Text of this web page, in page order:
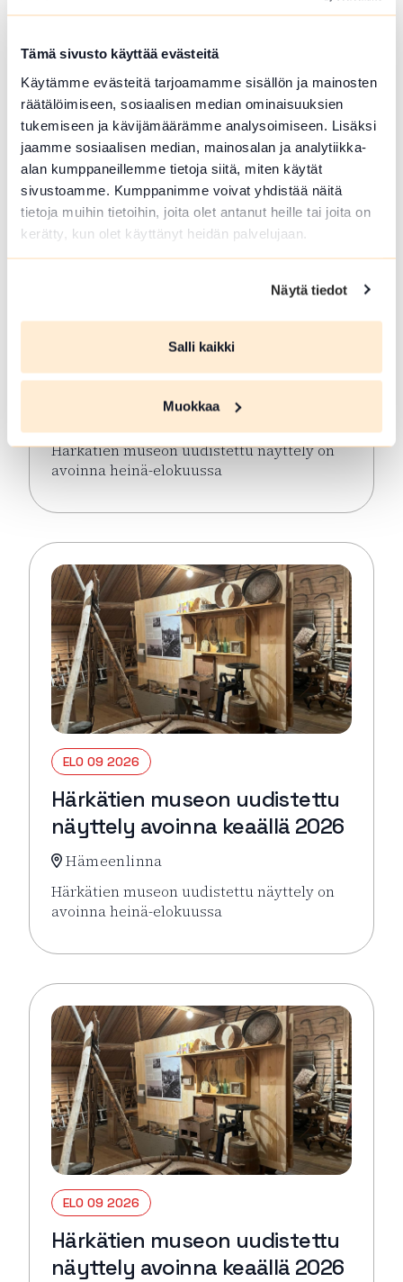
Tämä sivusto käyttää evästeitä
Käytämme evästeitä tarjoamamme sisällön ja mainosten
räätälöimiseen, sosiaalisen median ominaisuuksien
tukemiseen ja kävijämäärämme analysoimiseen. Lisäksi
jaamme sosiaalisen median, mainosalan ja analytiikka-
alan kumppaneillemme tietoja siitä, miten käytät
sivustoamme. Kumppanimme voivat yhdistää näitä
tietoja muihin tietoihin, joita olet antanut heille tai joita on
kerätty, kun olet käyttänyt heidän palvelujaan.
Näytä tiedot
Salli kaikki
Muokkaa
Lue lisää tapahtumasta Guided tour in English:
ELO 09 2026
Härkätien museon uudistettu
näyttely avoinna keaällä 2026
Härkätien museon uudistettu näyttely on
avoinna heinä-elokuussa
Lue lisää tapahtumasta Härkätien museon
ELO 09 2026
Härkätien museon uudistettu
näyttely avoinna keaällä 2026
Hämeenlinna
Härkätien museon uudistettu näyttely on
avoinna heinä-elokuussa
Lue lisää tapahtumasta Härkätien museon
ELO 09 2026
Härkätien museon uudistettu
näyttely avoinna keaällä 2026